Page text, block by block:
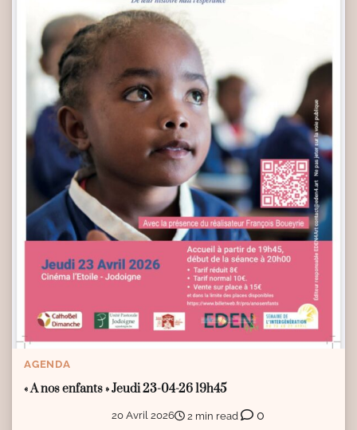
AGENDA
« A nos enfants » Jeudi 23-04-26 19h45
20 Avril 2026 2 min read 0